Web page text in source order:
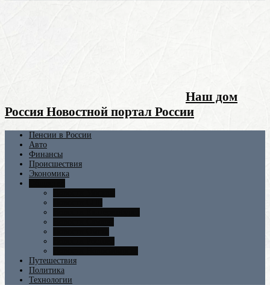
Наш дом
Россия Новостной портал России
Пенсии в России
Авто
Финансы
Происшествия
Экономика
Путешествия
Политика
Технологии